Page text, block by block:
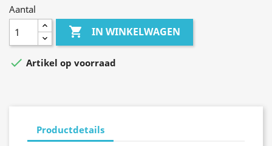
Aantal
 IN WINKELWAGEN
 Artikel op voorraad
Productdetails